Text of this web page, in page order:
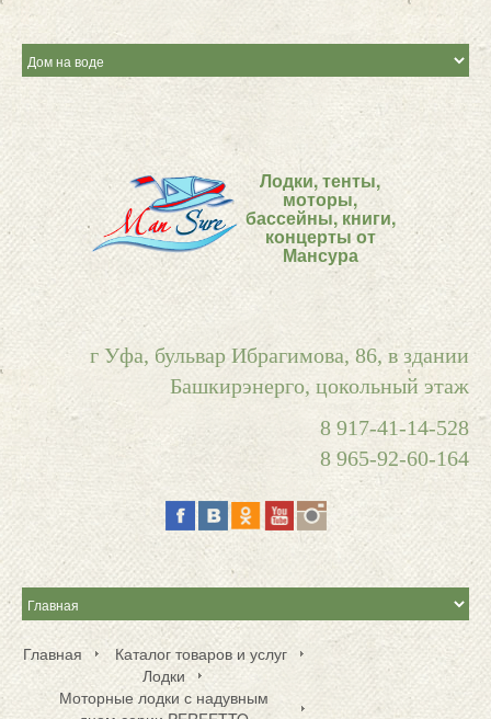
Лодки, тенты,
моторы,
бассейны, книги,
концерты от
Мансура
г Уфа, бульвар Ибрагимова, 86, в здании
Башкирэнерго, цокольный этаж
8 917-41-14-528
8 965-92-60-164
Главная
Каталог товаров и услуг
Лодки
Моторные лодки с надувным